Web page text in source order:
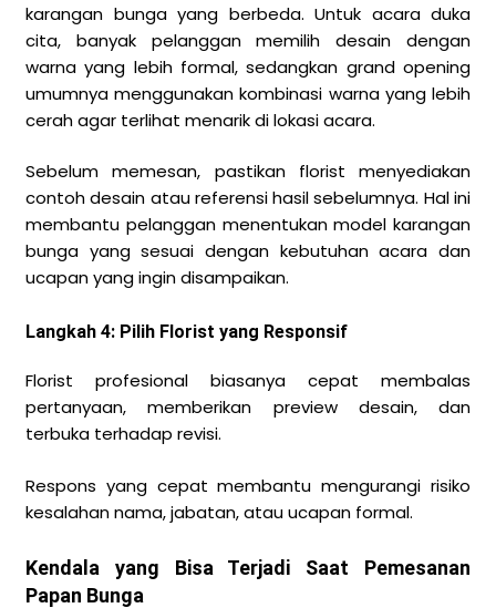
karangan bunga yang berbeda. Untuk acara duka
cita, banyak pelanggan memilih desain dengan
warna yang lebih formal, sedangkan grand opening
umumnya menggunakan kombinasi warna yang lebih
cerah agar terlihat menarik di lokasi acara.
Sebelum memesan, pastikan florist menyediakan
contoh desain atau referensi hasil sebelumnya. Hal ini
membantu pelanggan menentukan model karangan
bunga yang sesuai dengan kebutuhan acara dan
ucapan yang ingin disampaikan.
Langkah 4: Pilih Florist yang Responsif
Florist profesional biasanya cepat membalas
pertanyaan, memberikan preview desain, dan
terbuka terhadap revisi.
Respons yang cepat membantu mengurangi risiko
kesalahan nama, jabatan, atau ucapan formal.
Kendala yang Bisa Terjadi Saat Pemesanan
Papan Bunga